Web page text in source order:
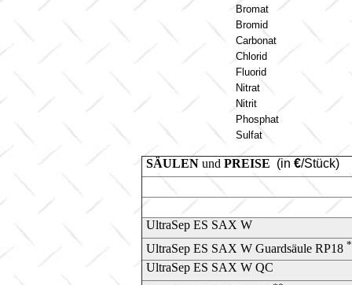
Bromat
Bromid
Carbonat
Chlorid
Fluorid
Nitrat
Nitrit
Phosphat
Sulfat
SÄULENund PREISE (in €/Stück)
UltraSep ES SAX W
UltraSep ES SAX W Guardsäule RP18 *
UltraSep ES SAX W QC